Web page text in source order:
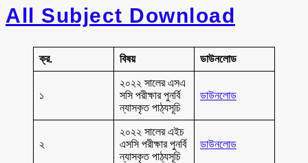
All Subject Download
ক্র. বিষয় ডাউনলোড
১
২০২২ সালের এসএ
সসি পরীক্ষার পুনর্বি
ন্যাসকৃত পাঠ্যসূচি
ডাউনলোড
২
২০২২ সালের এইচ
এসসি পরীক্ষার পুনর্বি
ন্যাসকৃত পাঠ্যসূচি
ডাউনলোড